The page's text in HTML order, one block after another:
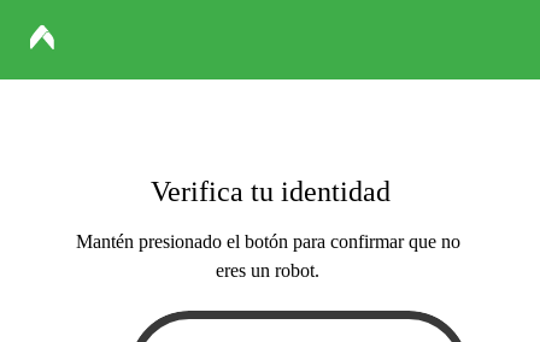
Verifica tu identidad
Mantén presionado el botón para confirmar que no
eres un robot.